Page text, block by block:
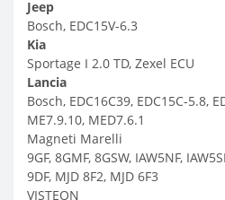
Jeep
Bosch, EDC15V-6.3
Kia
Sportage I 2.0 TD, Zexel ECU
Lancia
Bosch, EDC16C39, EDC15C-5.8,
ME7.9.10, MED7.6.1
Magneti Marelli
9GF, 8GMF, 8GSW, IAW5NF,
9DF, MJD 8F2, MJD 6F3
VISTEON